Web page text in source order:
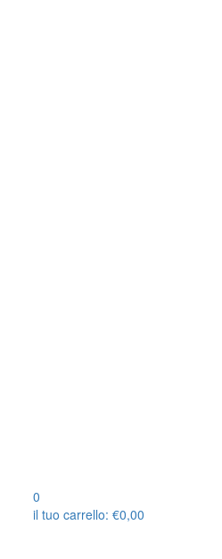
0
il tuo carrello: €0,00